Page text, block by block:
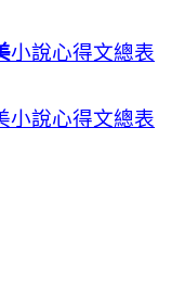
小說心得文總表
小說心得文總表